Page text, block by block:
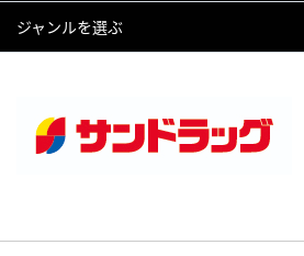
ジャンルを選ぶ